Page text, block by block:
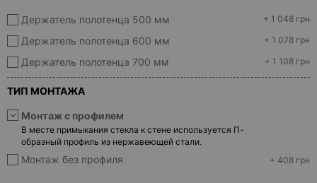
Держатель полотенца 500 мм + 1 048 грн
Держатель полотенца 600 мм + 1 078 грн
Держатель полотенца 700 мм + 1 108 грн
ТИП МОНТАЖА
Монтаж с профилем
В месте примыкания стекла к стене используется П-
образный профиль из нержавеющей стали.
Монтаж без профиля + 408 грн